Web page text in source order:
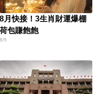
8月快接！3生肖財運爆棚
荷包賺飽飽
8/5